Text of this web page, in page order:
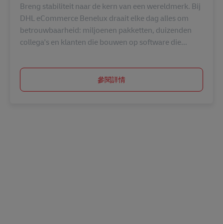
Breng stabiliteit naar de kern van een wereldmerk. Bij
DHL eCommerce Benelux draait elke dag alles om
betrouwbaarheid: miljoenen pakketten, duizenden
collega's en klanten die bouwen op software die...
參閱詳情